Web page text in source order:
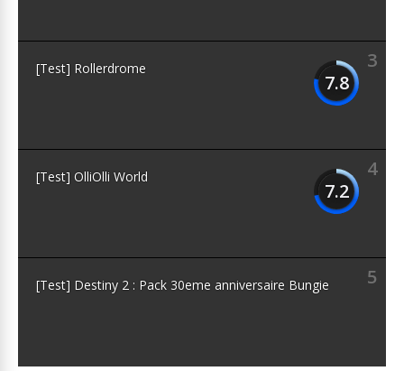
3
7.8
[Test] Rollerdrome
4
7.2
[Test] OlliOlli World
5
[Test] Destiny 2 : Pack 30eme anniversaire Bungie